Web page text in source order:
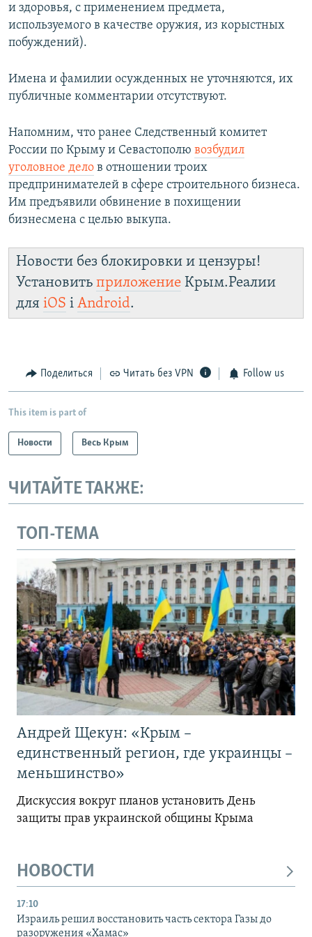
и здоровья, с применением предмета,
используемого в качестве оружия, из корыстных
побуждений).
Имена и фамилии осужденных не уточняются, их
публичные комментарии отсутствуют.
Напомним, что ранее Следственный комитет
России по Крыму и Севастополю возбудил
уголовное дело в отношении троих
предпринимателей в сфере строительного бизнеса.
Им предъявили обвинение в похищении
бизнесмена с целью выкупа.
Новости без блокировки и цензуры!
Установить приложение Крым.Реалии
для iOS і Android.
Поделиться Читать без VPN Follow us
This item is part of
Новости Весь Крым
ЧИТАЙТЕ ТАКЖЕ:
ТОП-ТЕМА
Андрей Щекун: «Крым –
единственный регион, где украинцы –
меньшинство»
Дискуссия вокруг планов установить День
защиты прав украинской общины Крыма
НОВОСТИ
17:10
Израиль решил восстановить часть сектора Газы до
разоружения «Хамас»